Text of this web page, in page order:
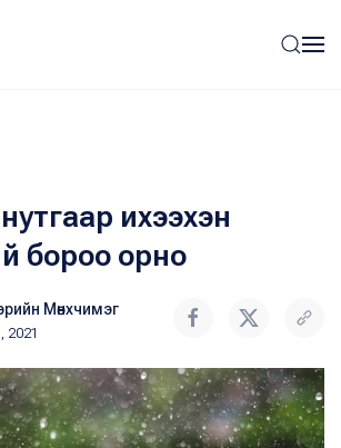
нутгаар ихээхэн
бороо орно
Мөнхчимэг
2021